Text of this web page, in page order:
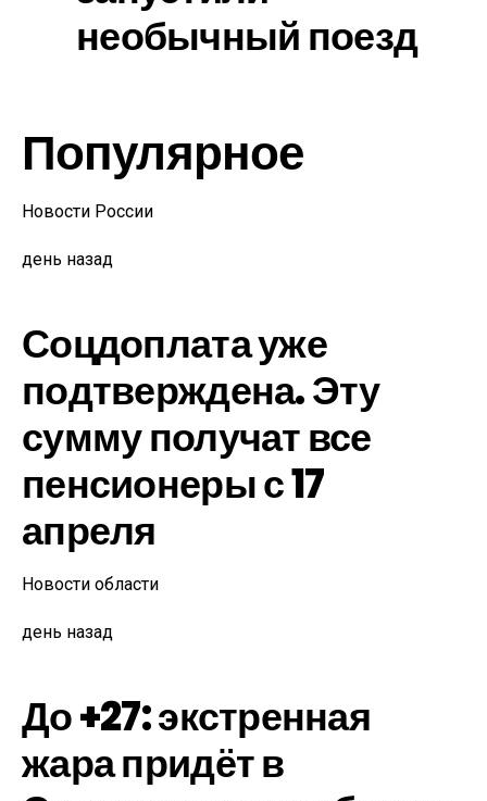
необычный поезд
Популярное
Новости России
день назад
Соцдоплата уже
подтверждена. Эту
сумму получат все
пенсионеры с 17
апреля
Новости области
день назад
До +27: экстренная
жара придёт в